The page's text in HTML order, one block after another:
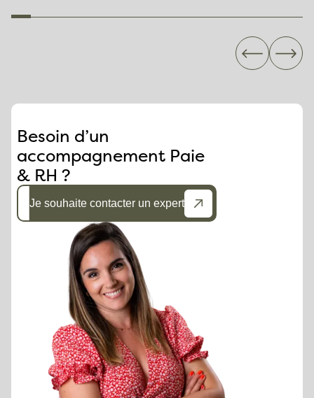
Besoin d’un
accompagnement Paie
& RH ?
Je souhaite contacter un expert